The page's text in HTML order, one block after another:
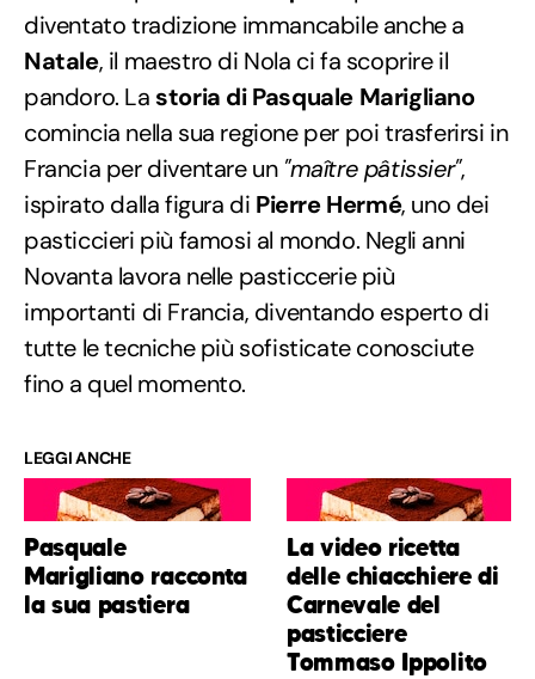
diventato tradizione immancabile anche a
Natale, il maestro di Nola ci fa scoprire il
pandoro. La storia di Pasquale Marigliano
comincia nella sua regione per poi trasferirsi in
Francia per diventare un "maître pâtissier",
ispirato dalla figura di Pierre Hermé, uno dei
pasticcieri più famosi al mondo. Negli anni
Novanta lavora nelle pasticcerie più
importanti di Francia, diventando esperto di
tutte le tecniche più sofisticate conosciute
fino a quel momento.
LEGGI ANCHE
Pasquale
Marigliano racconta
la sua pastiera
La video ricetta
delle chiacchiere di
Carnevale del
pasticciere
Tommaso Ippolito